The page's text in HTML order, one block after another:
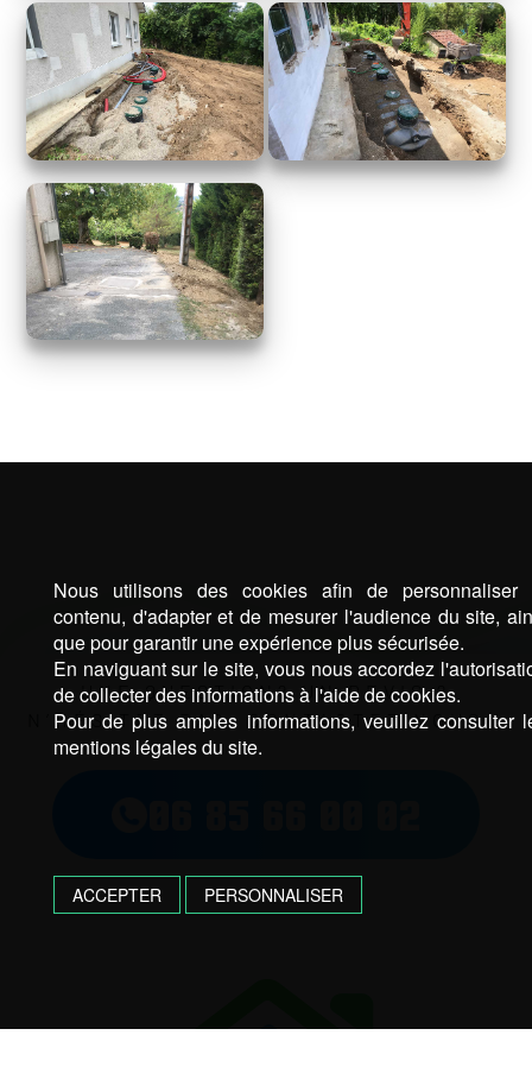
UNE QUESTION? UN DEVIS ?
N’HÉSITEZ PAS, CONTACTEZ NOUS !
Nous utilisons des cookies afin de personnaliser
contenu, d'adapter et de mesurer l'audience du site,
que pour garantir une expérience plus sécurisée.
En naviguant sur le site, vous nous accordez
de collecter des informations à l'aide de cookies.
Pour de plus amples informations, veuillez consulter
mentions légales du site.
ACCEPTER PERSONNALISER